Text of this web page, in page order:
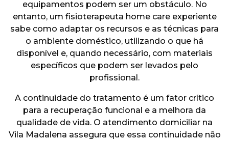
equipamentos podem ser um obstáculo. No
entanto, um fisioterapeuta home care experiente
sabe como adaptar os recursos e as técnicas para
o ambiente doméstico, utilizando o que há
disponível e, quando necessário, com materiais
específicos que podem ser levados pelo
profissional.
A continuidade do tratamento é um fator crítico
para a recuperação funcional e a melhora da
qualidade de vida. O atendimento domiciliar na
Vila Madalena assegura que essa continuidade não